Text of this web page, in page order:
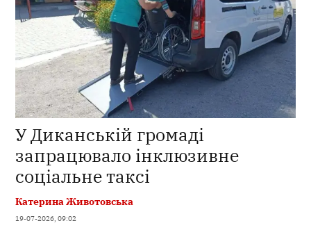
У Диканській громаді
запрацювало інклюзивне
соціальне таксі
Катерина Животовська
19-07-2026, 09:02